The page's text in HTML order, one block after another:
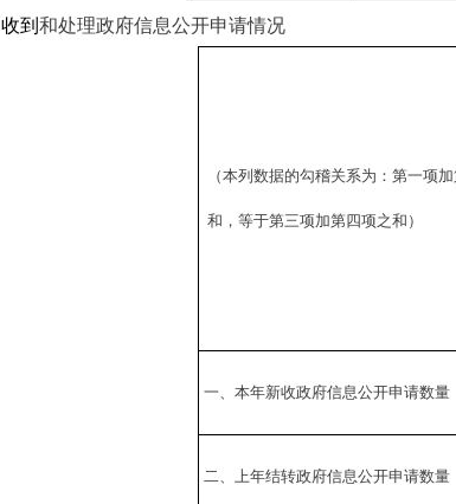
收到和处理政府信息公开申请情况
（本列数据的勾稽关系为：第一项加
和，等于第三项加第四项之和）
一、本年新收政府信息公开申请数量
二、上年结转政府信息公开申请数量